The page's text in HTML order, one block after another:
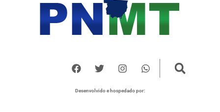
Desenvolvido e hospedado por: